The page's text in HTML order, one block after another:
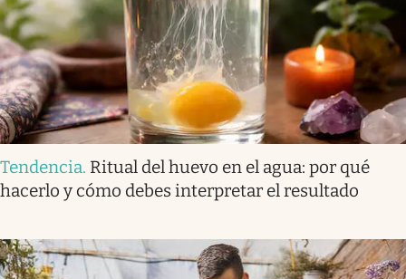
Tendencia. Ritual del huevo en el agua: por qué
hacerlo y cómo debes interpretar el resultado